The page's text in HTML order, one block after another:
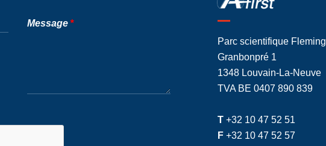
Message
Parc scientifique Fleming
Granbonpré 1
1348 Louvain-La-Neuve
TVA BE 0407 890 839
T +32 10 47 52 51
F +32 10 47 52 57